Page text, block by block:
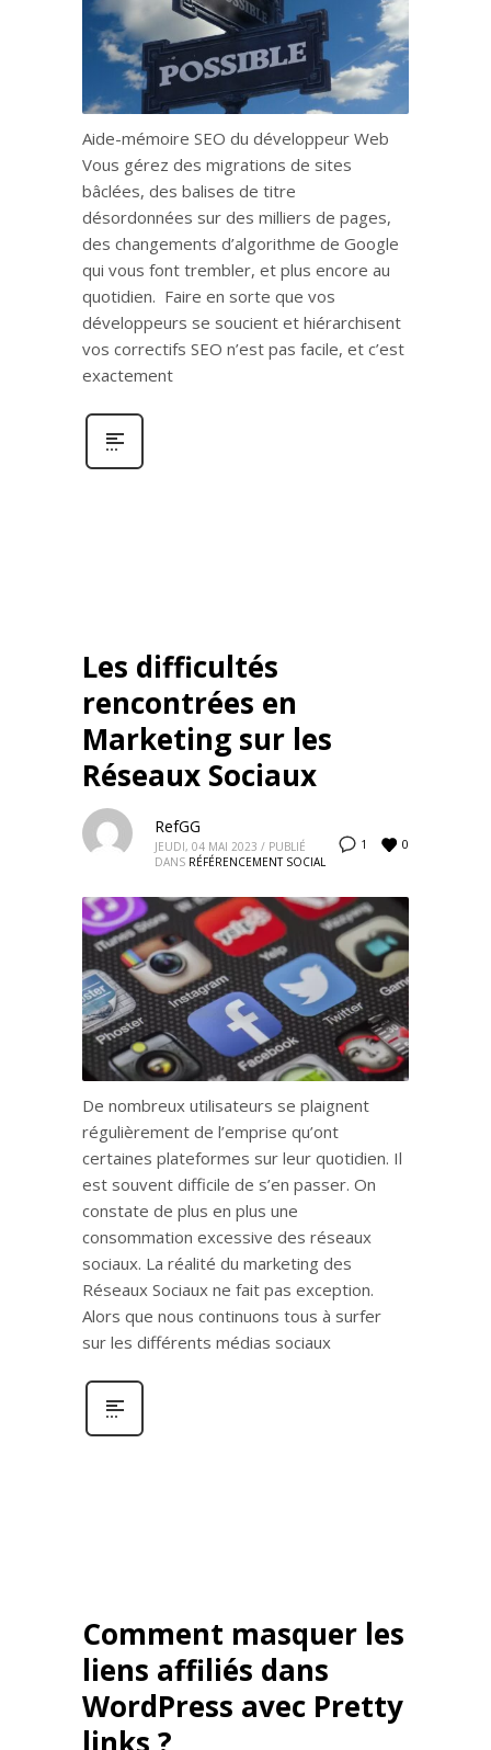
Aide-mémoire SEO du développeur Web
Vous gérez des migrations de sites
bâclées, des balises de titre
désordonnées sur des milliers de pages,
des changements d’algorithme de Google
qui vous font trembler, et plus encore au
quotidien. Faire en sorte que vos
développeurs se soucient et hiérarchisent
vos correctifs SEO n’est pas facile, et c’est
exactement
Les difficultés
rencontrées en
Marketing sur les
Réseaux Sociaux
1 0
RefGG
JEUDI, 04 MAI 2023 / PUBLIÉ
DANS RÉFÉRENCEMENT SOCIAL
De nombreux utilisateurs se plaignent
régulièrement de l’emprise qu’ont
certaines plateformes sur leur quotidien. Il
est souvent difficile de s’en passer. On
constate de plus en plus une
consommation excessive des réseaux
sociaux. La réalité du marketing des
Réseaux Sociaux ne fait pas exception.
Alors que nous continuons tous à surfer
sur les différents médias sociaux
Comment masquer les
liens affiliés dans
WordPress avec Pretty